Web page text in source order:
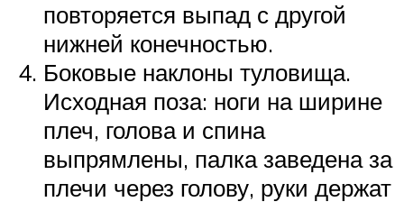
повторяется выпад с другой
нижней конечностью.
Боковые наклоны туловища.
Исходная поза: ноги на ширине
плеч, голова и спина
выпрямлены, палка заведена за
плечи через голову, руки держат